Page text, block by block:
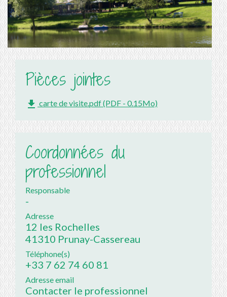
Pièces jointes
file_download carte de visite.pdf (PDF - 0.15Mo)
Coordonnées du
professionnel
Responsable
-
Adresse
12 les Rochelles
41310 Prunay-Cassereau
Téléphone(s)
+33 7 62 74 60 81
Adresse email
Contacter le professionnel